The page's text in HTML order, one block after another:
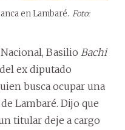
en Lambaré. Foto:
Basilio Bachi
ex diputado
busca ocupar una
Lambaré. Dijo que
titular deje a cargo